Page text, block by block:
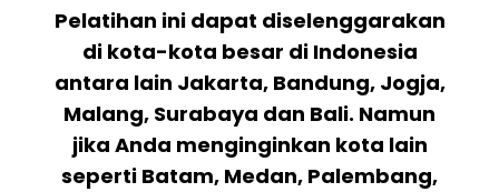
Pelatihan ini dapat diselenggarakan
di kota-kota besar di Indonesia
antara lain Jakarta, Bandung, Jogja,
Malang, Surabaya dan Bali. Namun
jika Anda menginginkan kota lain
seperti Batam, Medan, Palembang,